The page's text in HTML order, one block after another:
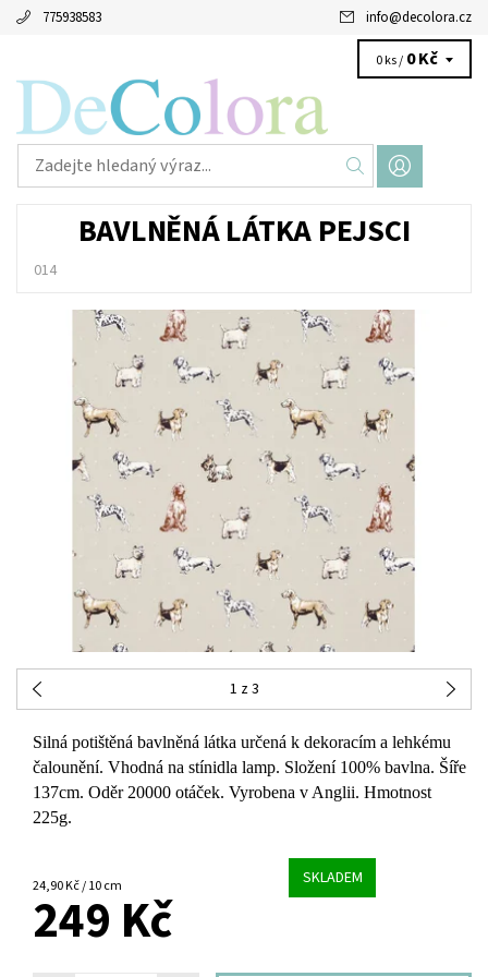
775938583 info@decolora.cz
0 ks / 0 Kč
BAVLNĚNÁ LÁTKA PEJSCI
014
1 z 3
Silná potištěná bavlněná látka určená k dekoracím a lehkému
čalounění. Vhodná na stínidla lamp. Složení 100% bavlna. Šíře
137cm. Oděr 20000 otáček. Vyrobena v Anglii. Hmotnost
225g.
24,90 Kč / 10 cm SKLADEM
249 Kč